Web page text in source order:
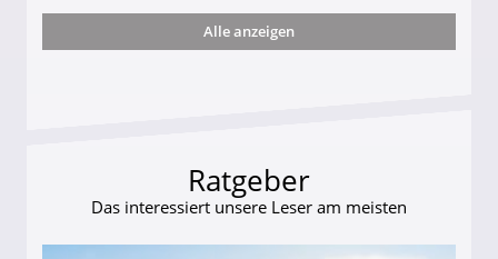
darf Geld behalten!
Alle anzeigen
Ratgeber
Das interessiert unsere Leser am meisten